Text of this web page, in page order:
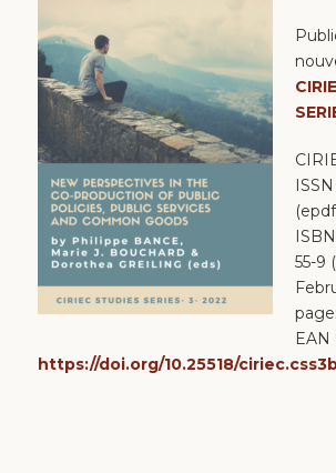
55-9
EAN
https://doi.org/10.25518/